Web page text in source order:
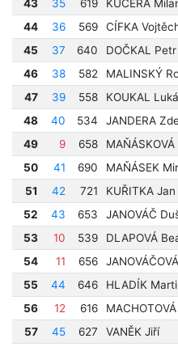
43
35 619 KUČERA
44
36 569 CÍFKA
45
37 640 DOČKAL Petr
46
38 582 MALINSKÝ
47
39 558 KOUKAL
48
40 534 JANDERA
49
9 658
50
41 690 MAŇÁSEK
51
42 721 KUŘITKA Jan
52
43 653 JANOVÁČ
53
10 539 DLAPOVÁ
54
11 656
55
44 646 HLADÍK
56
12 616
57
45 627 VANĚK Jiří